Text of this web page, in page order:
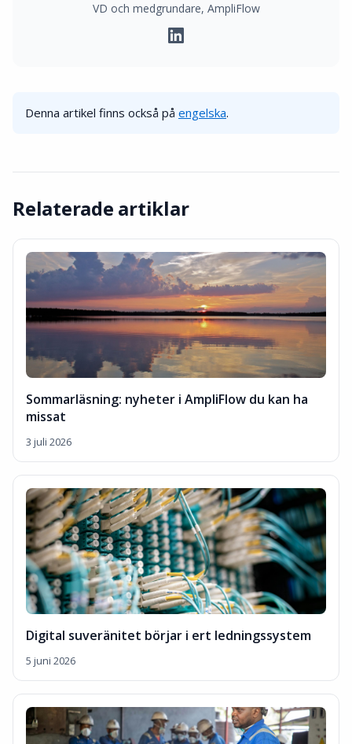
VD och medgrundare, AmpliFlow
Denna artikel finns också på engelska.
Relaterade artiklar
Sommarläsning: nyheter i AmpliFlow du kan ha
missat
3 juli 2026
Digital suveränitet börjar i ert ledningssystem
5 juni 2026